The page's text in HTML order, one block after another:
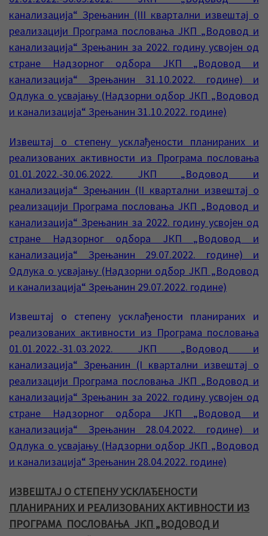
канализација“ Зрењанин (III квартални извештај о
реализацији Програма пословања ЈКП „Водовод и
канализација“ Зрењанин за 2022. годину усвојен од
стране Надзорног одбора ЈКП „Водовод и
канализација“ Зрењанин 31.10.2022. године) и
Одлука о усвајању (Надзорни одбор ЈКП „Водовод
и канализација“ Зрењанин 31.10.2022. године)
Извештај о степену усклађености планираних и
реализованих активности из Програма пословања
01.01.2022.-30.06.2022. ЈКП „Водовод и
канализација“ Зрењанин (II квартални извештај о
реализацији Програма пословања ЈКП „Водовод и
канализација“ Зрењанин за 2022. годину усвојен од
стране Надзорног одбора ЈКП „Водовод и
канализација“ Зрењанин 29.07.2022. године) и
Одлука о усвајању (Надзорни одбор ЈКП „Водовод
и канализација“ Зрењанин 29.07.2022. године)
Извештај о степену усклађености планираних и
реализованих активности из Програма пословања
01.01.2022.-31.03.2022. ЈКП „Водовод и
канализација“ Зрењанин (I квартални извештај о
реализацији Програма пословања ЈКП „Водовод и
канализација“ Зрењанин за 2022. годину усвојен од
стране Надзорног одбора ЈКП „Водовод и
канализација“ Зрењанин 28.04.2022. године) и
Одлука о усвајању (Надзорни одбор ЈКП „Водовод
и канализација“ Зрењанин 28.04.2022. године)
ИЗВЕШТАЈ О СТЕПЕНУ УСКЛАЂЕНОСТИ
ПЛАНИРАНИХ И РЕАЛИЗОВАНИХ АКТИВНОСТИ ИЗ
ПРОГРАМА ПОСЛОВАЊА ЈКП „ВОДОВОД И